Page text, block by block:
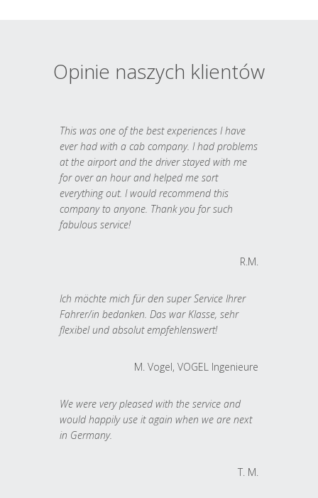
Opinie naszych klientów
This was one of the best experiences I have
ever had with a cab company. I had problems
at the airport and the driver stayed with me
for over an hour and helped me sort
everything out. I would recommend this
company to anyone. Thank you for such
fabulous service!
R.M.
Ich möchte mich für den super Service Ihrer
Fahrer/in bedanken. Das war Klasse, sehr
flexibel und absolut empfehlenswert!
M. Vogel, VOGEL Ingenieure
We were very pleased with the service and
would happily use it again when we are next
in Germany.
T. M.